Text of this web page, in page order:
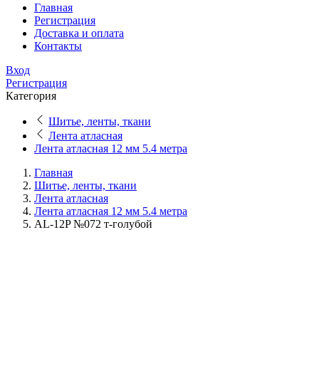
Главная
Регистрация
Доставка и оплата
Контакты
Вход
Регистрация
Категория
Шитье, ленты, ткани
Лента атласная
Лента атласная 12 мм 5.4 метра
Главная
Шитье, ленты, ткани
Лента атласная
Лента атласная 12 мм 5.4 метра
AL-12P №072 т-голубой